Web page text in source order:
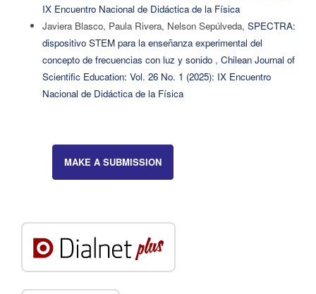
IX Encuentro Nacional de Didáctica de la Física
Javiera Blasco, Paula Rivera, Nelson Sepúlveda, SPECTRA:
dispositivo STEM para la enseñanza experimental del
concepto de frecuencias con luz y sonido , Chilean Journal of
Scientific Education: Vol. 26 No. 1 (2025): IX Encuentro
Nacional de Didáctica de la Física
MAKE A SUBMISSION